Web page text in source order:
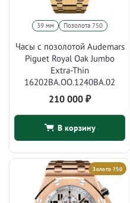
39 мм Позолота 750
Часы с позолотой Audemars
Piguet Royal Oak Jumbo
Extra-Thin
16202BA.OO.1240BA.02
210 000 ₽
В корзину
Золото 750